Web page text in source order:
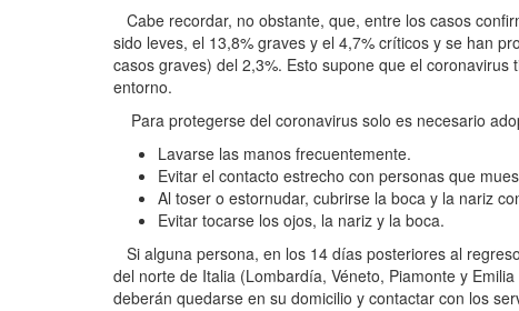
Cabe recordar, no obstante, que, entre los casos
sido leves, el 13,8% graves y el 4,7% críticos y se han
casos graves) del 2,3%. Esto supone que el
entorno.
Para protegerse del coronavirus solo es necesario
Lavarse las manos frecuentemente.
Evitar el contacto estrecho con personas que
Al toser o estornudar, cubrirse la boca y la nariz
Evitar tocarse los ojos, la nariz y la boca.
Si alguna persona, en los 14 días posteriores al
del norte de Italia (Lombardía, Véneto, Piamonte y
deberán quedarse en su domicilio y contactar con los